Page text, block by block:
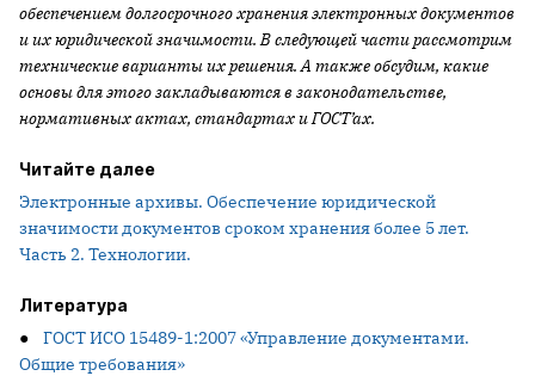
обеспечением долгосрочного хранения электронных документов
и их юридической значимости. В следующей части рассмотрим
технические варианты их решения. А также обсудим, какие
основы для этого закладываются в законодательстве,
нормативных актах, стандартах и ГОСТ’ах.
Читайте далее
Электронные архивы. Обеспечение юридической
значимости документов сроком хранения более 5 лет.
Часть 2. Технологии.
Литература
● ГОСТ ИСО 15489-1:2007 «Управление документами.
Общие требования»